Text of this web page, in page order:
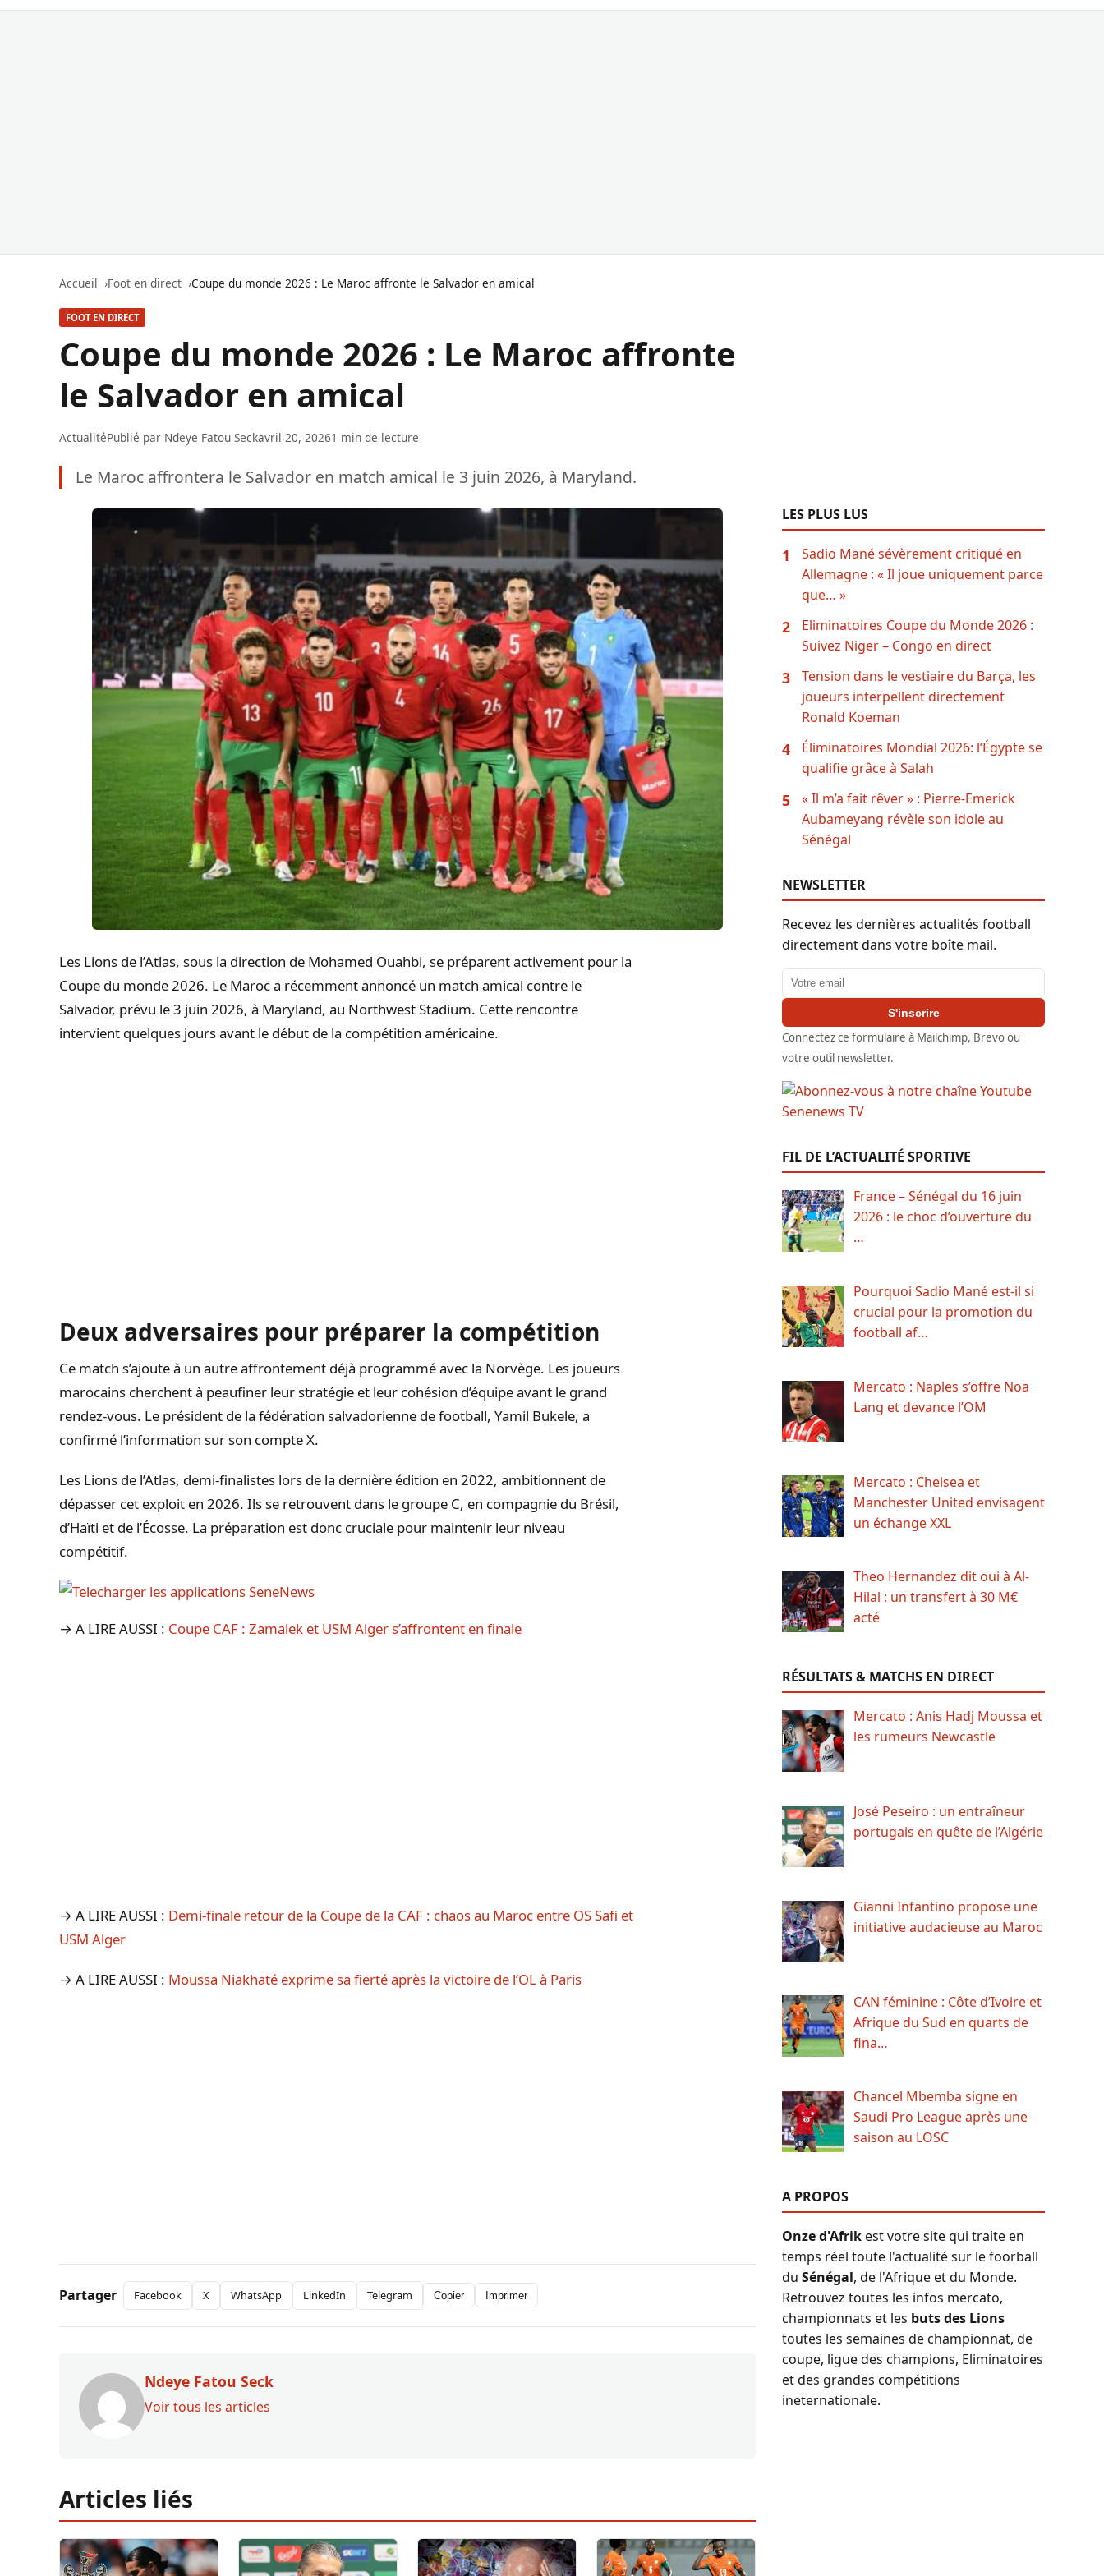
Accueil Foot en direct Coupe du monde 2026 : Le Maroc affronte le Salvador en amical
FOOT EN DIRECT
Coupe du monde 2026 : Le Maroc affronte
le Salvador en amical
ActualitéPublié par Ndeye Fatou Seckavril 20, 20261 min de lecture
Le Maroc affrontera le Salvador en match amical le 3 juin 2026, à Maryland.
Les Lions de l’Atlas, sous la direction de Mohamed Ouahbi, se préparent activement pour la
Coupe du monde 2026. Le Maroc a récemment annoncé un match amical contre le
Salvador, prévu le 3 juin 2026, à Maryland, au Northwest Stadium. Cette rencontre
intervient quelques jours avant le début de la compétition américaine.
Deux adversaires pour préparer la compétition
Ce match s’ajoute à un autre affrontement déjà programmé avec la Norvège. Les joueurs
marocains cherchent à peaufiner leur stratégie et leur cohésion d’équipe avant le grand
rendez-vous. Le président de la fédération salvadorienne de football, Yamil Bukele, a
confirmé l’information sur son compte X.
Les Lions de l’Atlas, demi-finalistes lors de la dernière édition en 2022, ambitionnent de
dépasser cet exploit en 2026. Ils se retrouvent dans le groupe C, en compagnie du Brésil,
d’Haïti et de l’Écosse. La préparation est donc cruciale pour maintenir leur niveau
compétitif.
→ A LIRE AUSSI : Coupe CAF : Zamalek et USM Alger s’affrontent en finale
→ A LIRE AUSSI : Demi-finale retour de la Coupe de la CAF : chaos au Maroc entre OS Safi et
USM Alger
→ A LIRE AUSSI : Moussa Niakhaté exprime sa fierté après la victoire de l’OL à Paris
Partager Facebook X WhatsApp LinkedIn Telegram Copier Imprimer
Ndeye Fatou Seck
Voir tous les articles
Articles liés
LES PLUS LUS
1
Sadio Mané sévèrement critiqué en
Allemagne : « Il joue uniquement parce
que… »
2
Eliminatoires Coupe du Monde 2026 :
Suivez Niger – Congo en direct
3
Tension dans le vestiaire du Barça, les
joueurs interpellent directement
Ronald Koeman
4
Éliminatoires Mondial 2026: l’Égypte se
qualifie grâce à Salah
5
« Il m’a fait rêver » : Pierre-Emerick
Aubameyang révèle son idole au
Sénégal
NEWSLETTER
Recevez les dernières actualités football
directement dans votre boîte mail.
Adresse email
S'inscrire
Connectez ce formulaire à Mailchimp, Brevo ou
votre outil newsletter.
FIL DE L’ACTUALITÉ SPORTIVE
France – Sénégal du 16 juin
2026 : le choc d’ouverture du
…
Pourquoi Sadio Mané est-il si
crucial pour la promotion du
football af…
Mercato : Naples s’offre Noa
Lang et devance l’OM
Mercato : Chelsea et
Manchester United envisagent
un échange XXL
Theo Hernandez dit oui à Al-
Hilal : un transfert à 30 M€
acté
RÉSULTATS & MATCHS EN DIRECT
Mercato : Anis Hadj Moussa et
les rumeurs Newcastle
José Peseiro : un entraîneur
portugais en quête de l’Algérie
Gianni Infantino propose une
initiative audacieuse au Maroc
CAN féminine : Côte d’Ivoire et
Afrique du Sud en quarts de
fina…
Chancel Mbemba signe en
Saudi Pro League après une
saison au LOSC
A PROPOS
Onze d'Afrikest votre site qui traite en
temps réel toute l'actualité sur le foorball
du Sénégal, de l'Afrique et du Monde.
Retrouvez toutes les infos mercato,
championnats et les buts des Lions
toutes les semaines de championnat, de
coupe, ligue des champions, Eliminatoires
et des grandes compétitions
ineternationale.